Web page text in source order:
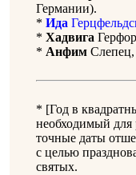
Германии).
* Ида
* Хадвига
* Анфим
* [Год в
необходимый для
точные даты
с целью
святых.